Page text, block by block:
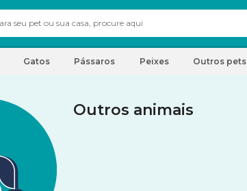
Gatos Pássaros Peixes Outros pets
Outros animais